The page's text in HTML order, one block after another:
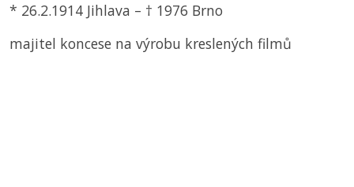
* 26.2.1914 Jihlava – † 1976 Brno
majitel koncese na výrobu kreslených filmů